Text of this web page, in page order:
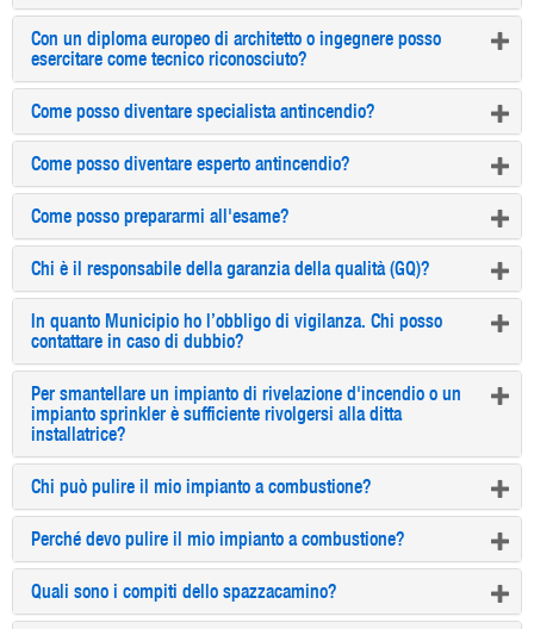
Con un diploma europeo di architetto o ingegnere posso
esercitare come tecnico riconosciuto?
Come posso diventare specialista antincendio?
Come posso diventare esperto antincendio?
Come posso prepararmi all'esame?
Chi è il responsabile della garanzia della qualità (GQ)?
In quanto Municipio ho l’obbligo di vigilanza. Chi posso
contattare in caso di dubbio?
Per smantellare un impianto di rivelazione d'incendio o un
impianto sprinkler è sufficiente rivolgersi alla ditta
installatrice?
Chi può pulire il mio impianto a combustione?
Perché devo pulire il mio impianto a combustione?
Quali sono i compiti dello spazzacamino?